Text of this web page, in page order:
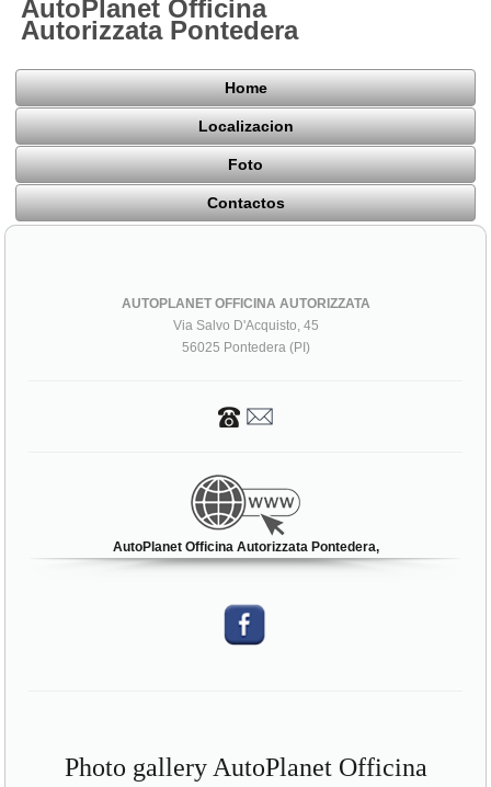
AutoPlanet Officina
Autorizzata Pontedera
Home
Localizacion
Foto
Contactos
AUTOPLANET OFFICINA AUTORIZZATA
Via Salvo D'Acquisto, 45
56025 Pontedera (PI)
AutoPlanet Officina Autorizzata Pontedera,
Photo gallery AutoPlanet Officina